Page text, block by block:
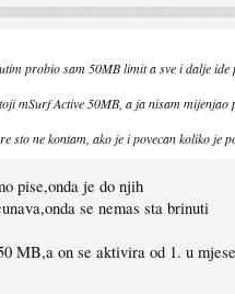
probio sam 50MB limit a sve i dalje
mSurf Active 50MB, a ja nisam mijenjao
sto ne kontam, ako je i povecan koliko je
pise,onda je do njih
se nemas sta brinuti
MB,a on se aktivira od 1. u